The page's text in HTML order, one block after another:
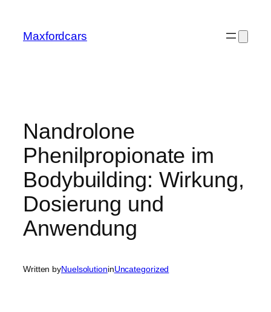
content
Maxfordcars
Nandrolone
Phenilpropionate im
Bodybuilding: Wirkung,
Dosierung und
Anwendung
Written byNuelsolutioninUncategorized